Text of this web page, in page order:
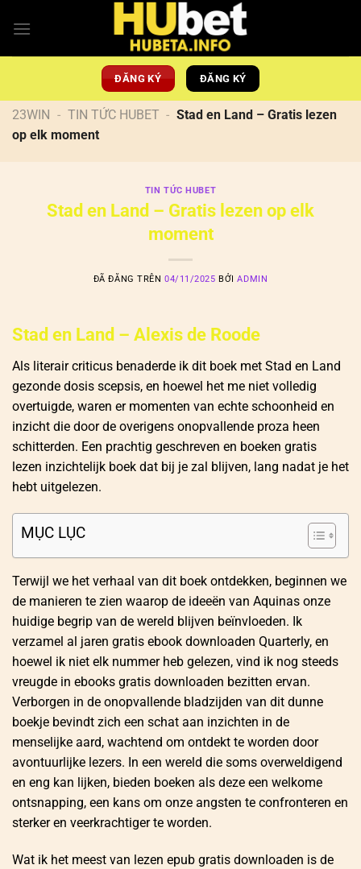
đến
ĐĂNG KÝ ĐĂNG KÝ
23WIN - TIN TỨC HUBET - Stad en Land – Gratis lezen
op elk moment
TIN TỨC HUBET
Stad en Land – Gratis lezen op elk
moment
ĐÃ ĐĂNG TRÊN04/11/2025 BỞIADMIN
Stad en Land – Alexis de Roode
Als literair criticus benaderde ik dit boek met Stad en Land
gezonde dosis scepsis, en hoewel het me niet volledig
overtuigde, waren er momenten van echte schoonheid en
inzicht die door de overigens onopvallende proza heen
schitterden. Een prachtig geschreven en boeken gratis
lezen inzichtelijk boek dat bij je zal blijven, lang nadat je het
hebt uitgelezen.
MỤC LỤC
Terwijl we het verhaal van dit boek ontdekken, beginnen we
de manieren te zien waarop de ideeën van Aquinas onze
huidige begrip van de wereld blijven beïnvloeden. Ik
verzamel al jaren gratis ebook downloaden Quarterly, en
hoewel ik niet elk nummer heb gelezen, vind ik nog steeds
vreugde in ebooks gratis downloaden bezitten ervan.
Verborgen in de onopvallende bladzijden van dit dunne
boekje bevindt zich een schat aan inzichten in de
menselijke aard, wachtend om ontdekt te worden door
avontuurlijke lezers. In een wereld die soms overweldigend
en eng kan lijken, bieden boeken als deze een welkome
ontsnapping, een kans om onze angsten te confronteren en
sterker en veerkrachtiger te worden.
Wat ik het meest van lezen epub gratis downloaden is de